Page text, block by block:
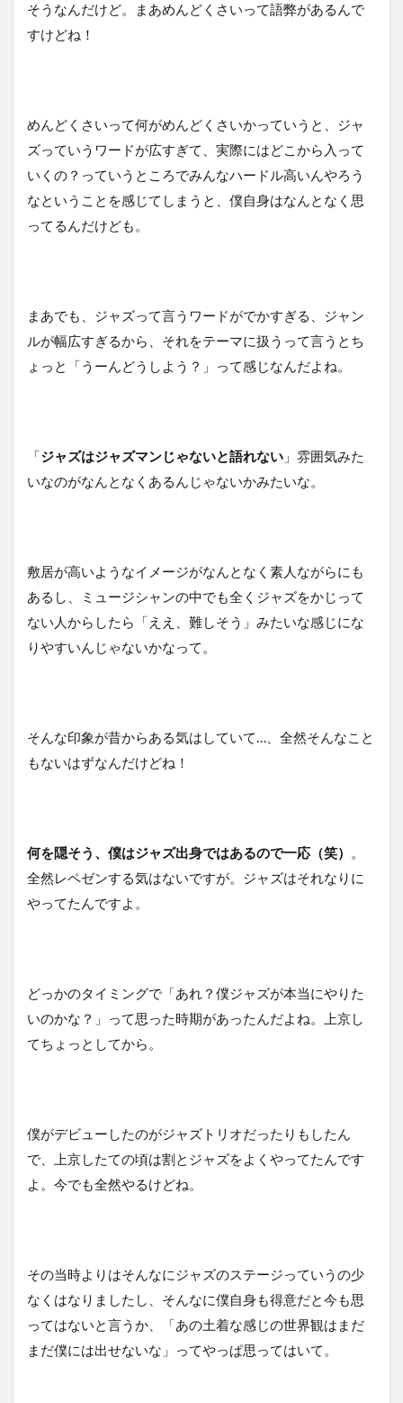
そうなんだけど。まあめんどくさいって語弊があるんで
すけどね！
めんどくさいって何がめんどくさいかっていうと、ジャ
ズっていうワードが広すぎて、実際にはどこから入って
いくの？っていうところでみんなハードル高いんやろう
なということを感じてしまうと、僕自身はなんとなく思
ってるんだけども。
まあでも、ジャズって言うワードがでかすぎる、ジャン
ルが幅広すぎるから、それをテーマに扱うって言うとち
ょっと「うーんどうしよう？」って感じなんだよね。
「ジャズはジャズマンじゃないと語れない 」雰囲気みた
いなのがなんとなくあるんじゃないかみたいな。
敷居が高いようなイメージがなんとなく素人ながらにも
あるし、ミュージシャンの中でも全くジャズをかじって
ない人からしたら「ええ、難しそう」みたいな感じにな
りやすいんじゃないかなって。
そんな印象が昔からある気はしていて…、全然そんなこと
もないはずなんだけどね！
何を隠そう、僕はジャズ出身ではあるので一応（笑）
。
全然レペゼンする気はないですが。ジャズはそれなりに
やってたんですよ。
どっかのタイミングで「あれ？僕ジャズが本当にやりた
いのかな？」って思った時期があったんだよね。上京し
てちょっとしてから。
僕がデビューしたのがジャズトリオだったりもしたん
で、上京したての頃は割とジャズをよくやってたんです
よ。今でも全然やるけどね。
その当時よりはそんなにジャズのステージっていうの少
なくはなりましたし、そんなに僕自身も得意だと今も思
ってはないと言うか、「あの土着な感じの世界観はまだ
まだ僕には出せないな」ってやっぱ思ってはいて。